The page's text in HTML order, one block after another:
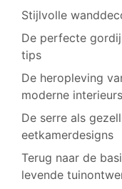
Stijlvolle
De perfecte
tips
De heropleving
moderne interieurs
De serre als
eetkamerdesigns
Terug naar de
levende